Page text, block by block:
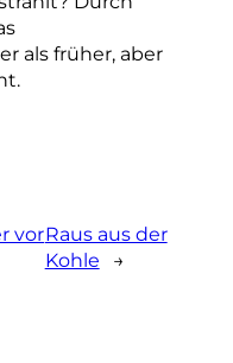
als früher, aber
vorRaus aus der
Kohle
→